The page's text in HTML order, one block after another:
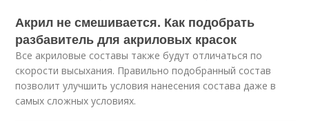
Акрил не смешивается. Как подобрать
разбавитель для акриловых красок
Все акриловые составы также будут отличаться по
скорости высыхания. Правильно подобранный состав
позволит улучшить условия нанесения состава даже в
самых сложных условиях.